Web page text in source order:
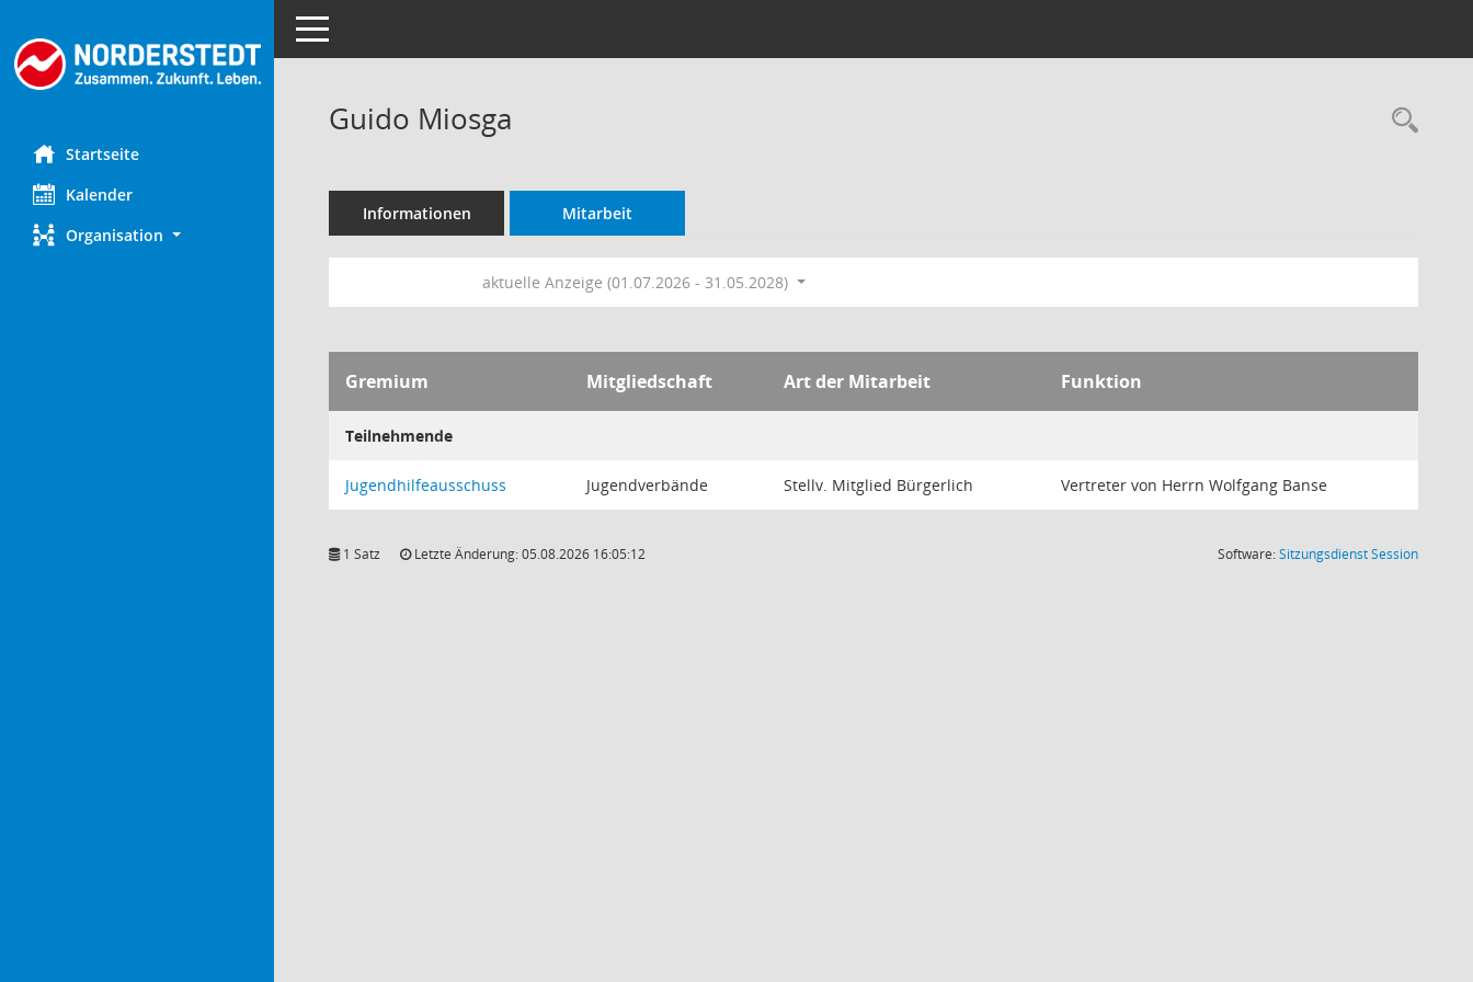
Startseite
Kalender
Organisation
Toggle navigation
Guido Miosga
Informationen Mitarbeit
aktuelle Anzeige (01.07.2026 - 31.05.2028)
Gremium Mitgliedschaft Art der Mitarbeit Funktion
Teilnehmende
Jugendhilfeausschuss Jugendverbände Stellv. Mitglied Bürgerlich Vertreter von Herrn Wolfgang Banse
1 Satz Letzte Änderung: 05.08.2026 16:05:12 Software:SitzungsdienstSession(Wird in